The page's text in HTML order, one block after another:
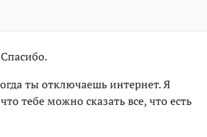
ты отключаешь интернет. Я
тебе можно сказать все, что есть